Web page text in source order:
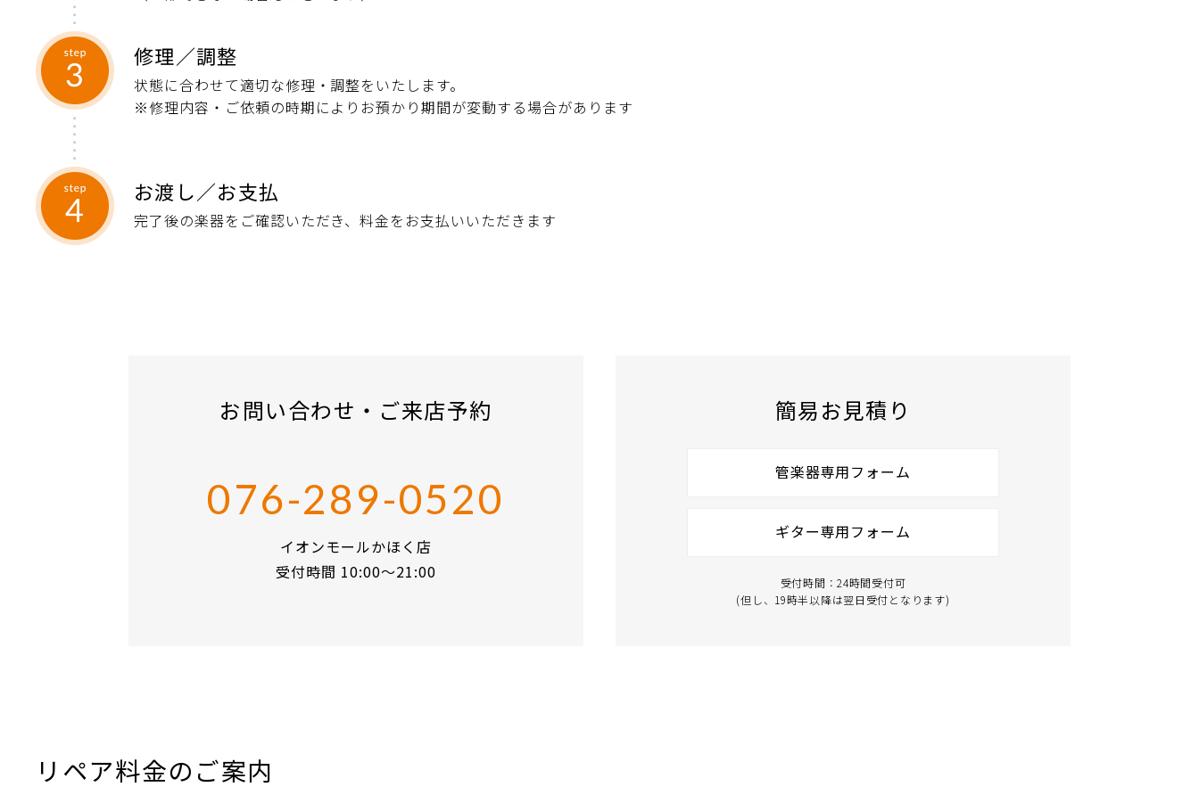
修理／調整
状態に合わせて適切な修理・調整をいたします。
※修理内容・ご依頼の時期によりお預かり期間が変動する場合があります
お渡し／お支払
完了後の楽器をご確認いただき、料金をお支払いいただきます
お問い合わせ ・ ご来店予約
076-289-0520
イオンモールかほく店
受付時間 10:00〜21:00
簡易お見積り
管楽器専用フォーム
ギター専用フォーム
受付時間：24時間受付可
(但し、19時半以降は翌日受付となります)
リペア料金のご案内